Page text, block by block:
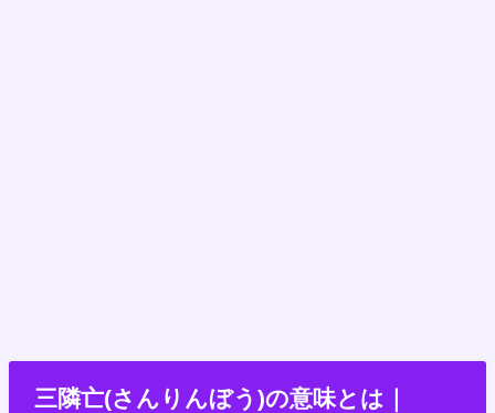
三隣亡(さんりんぼう)の意味とは｜